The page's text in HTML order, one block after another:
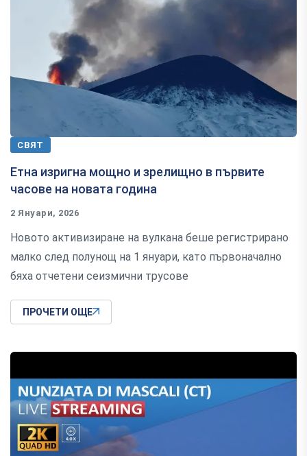
СВЯТ
Етна изригна мощно и зрелищно в първите
часове на новата година
2 Януари, 2026
Новото активизиране на вулкана беше регистрирано
малко след полунощ на 1 януари, като първоначално
бяха отчетени сеизмични трусове
ПРОЧЕТИ ОЩЕ